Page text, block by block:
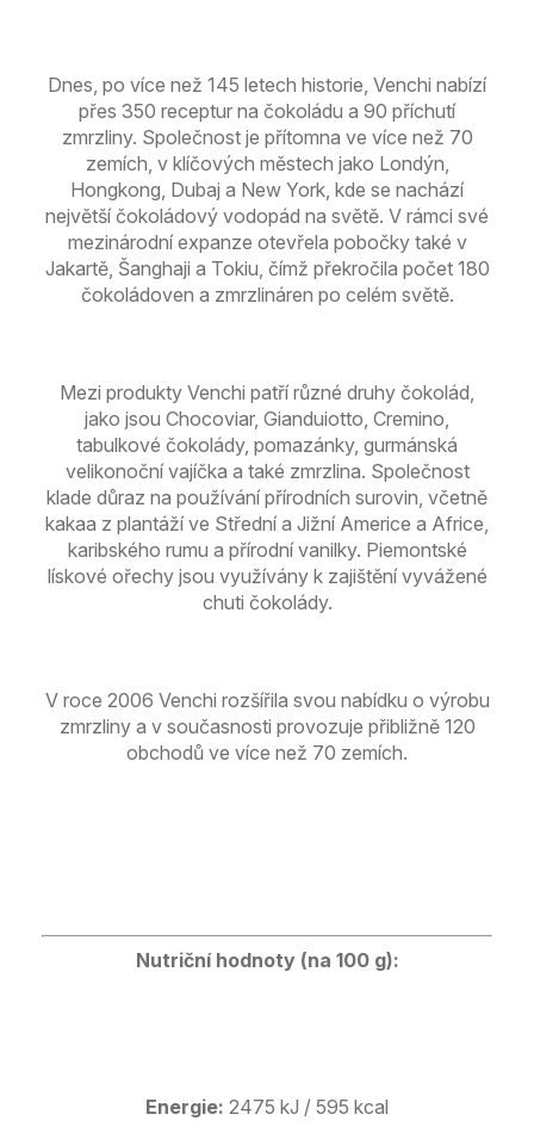
Dnes, po více než 145 letech historie, Venchi nabízí
přes 350 receptur na čokoládu a 90 příchutí
zmrzliny. Společnost je přítomna ve více než 70
zemích, v klíčových městech jako Londýn,
Hongkong, Dubaj a New York, kde se nachází
největší čokoládový vodopád na světě. V rámci své
mezinárodní expanze otevřela pobočky také v
Jakartě, Šanghaji a Tokiu, čímž překročila počet 180
čokoládoven a zmrzlináren po celém světě.
Mezi produkty Venchi patří různé druhy čokolád,
jako jsou Chocoviar, Gianduiotto, Cremino,
tabulkové čokolády, pomazánky, gurmánská
velikonoční vajíčka a také zmrzlina. Společnost
klade důraz na používání přírodních surovin, včetně
kakaa z plantáží ve Střední a Jižní Americe a Africe,
karibského rumu a přírodní vanilky. Piemontské
lískové ořechy jsou využívány k zajištění vyvážené
chuti čokolády.
V roce 2006 Venchi rozšířila svou nabídku o výrobu
zmrzliny a v současnosti provozuje přibližně 120
obchodů ve více než 70 zemích.
Nutriční hodnoty (na 100 g):
Energie: 2475 kJ / 595 kcal